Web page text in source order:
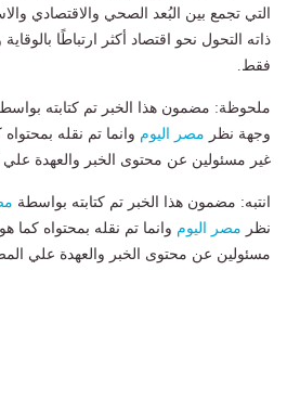
التي تجمع بين البُعد الصحي والاقتصادي
ذاته التحول نحو اقتصاد أكثر ارتباطًا
فقط.
ملحوظة: مضمون هذا الخبر تم كتابته
وجهة نظر مصر اليوم وانما تم نقله
غير مسئولين عن محتوى الخبر والعهدة علي
انتبه: مضمون هذا الخبر تم كتابته بواسطة
نظر مصر اليوم وانما تم نقله بمحتواه كما
مسئولين عن محتوى الخبر والعهدة علي